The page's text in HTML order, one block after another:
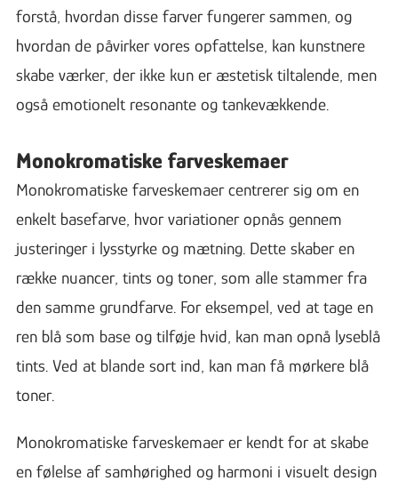
forstå, hvordan disse farver fungerer sammen, og
hvordan de påvirker vores opfattelse, kan kunstnere
skabe værker, der ikke kun er æstetisk tiltalende, men
også emotionelt resonante og tankevækkende.
Monokromatiske farveskemaer
Monokromatiske farveskemaer centrerer sig om en
enkelt basefarve, hvor variationer opnås gennem
justeringer i lysstyrke og mætning. Dette skaber en
række nuancer, tints og toner, som alle stammer fra
den samme grundfarve. For eksempel, ved at tage en
ren blå som base og tilføje hvid, kan man opnå lyseblå
tints. Ved at blande sort ind, kan man få mørkere blå
toner.
Monokromatiske farveskemaer er kendt for at skabe
en følelse af samhørighed og harmoni i visuelt design